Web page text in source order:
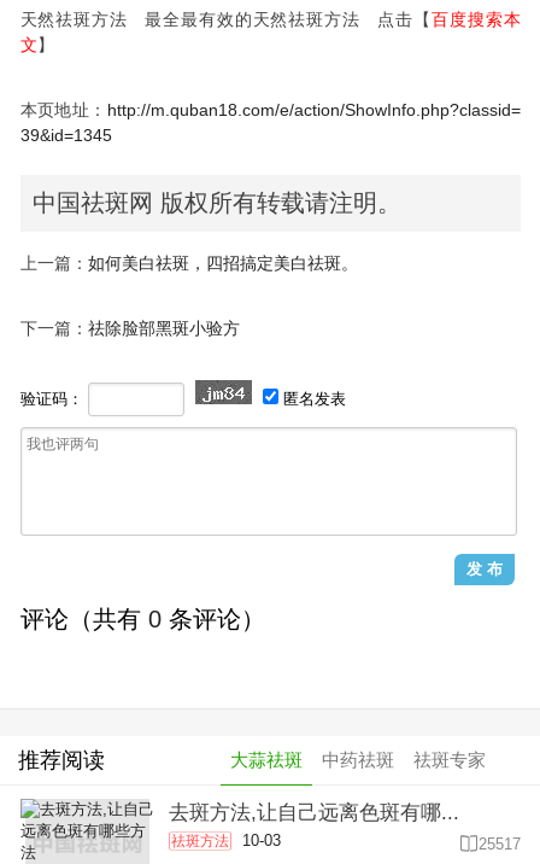
天然祛斑方法 最全最有效的天然祛斑方法 点击【百度搜索本
文】
本页地址： http://m.quban18.com/e/action/ShowInfo.php?classid=
39&id=1345
中国祛斑网 版权所有转载请注明。
上一篇： 如何美白祛斑，四招搞定美白祛斑。
下一篇： 祛除脸部黑斑小验方
验证码： 匿名发表
评论（共有 0 条评论）
推荐阅读 大蒜祛斑 中药祛斑 祛斑专家
去斑方法,让自己远离色斑有哪...
祛斑方法 10-03  25517